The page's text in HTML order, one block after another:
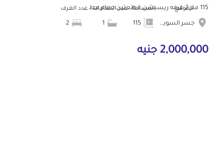
115 متر 2 غرفه ريسبشن قطعتين حمام مط... الموقع
جسر السويس
المساحة عدد الحمامات عدد الغرف
2,000,000 جنيه